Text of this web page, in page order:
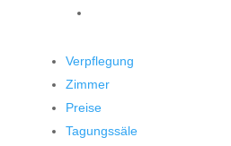
Verpflegung
Zimmer
Preise
Tagungssäle